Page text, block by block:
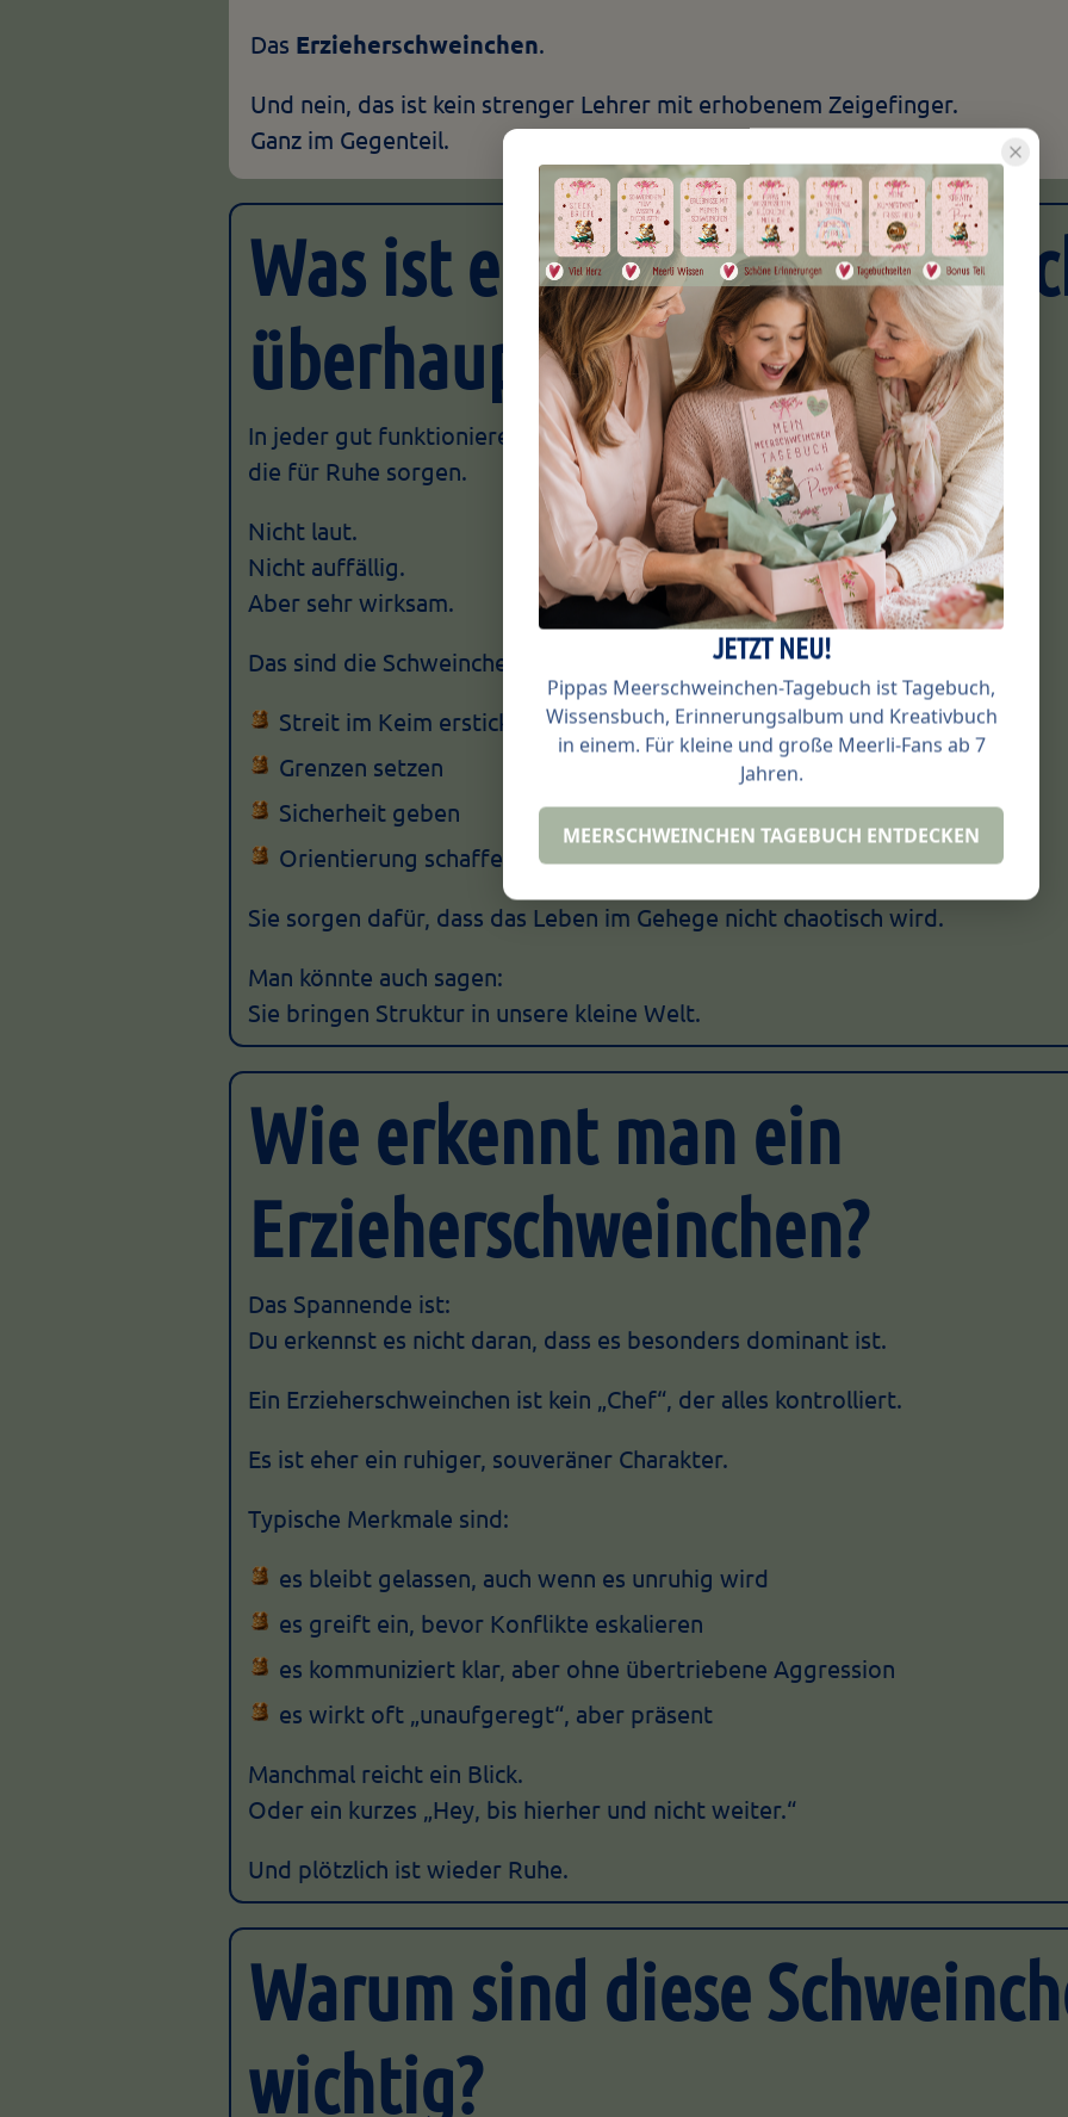
Das Erzieherschweinchen.
Und nein, das ist kein strenger Lehrer mit erhobenem Zeigefinger.
Ganz im Gegenteil.
Was ist ein
überhaupt?
In jeder gut funktionierenden Meerschweinchengruppe gibt es Tiere,
die für Ruhe sorgen.
Nicht laut.
Nicht auffällig.
Aber sehr wirksam.
Das sind die Schweinchen, die:
Streit im Keim ersticken
Grenzen setzen
Sicherheit geben
Orientierung schaffen
Sie sorgen dafür, dass das Leben im Gehege nicht chaotisch wird.
Man könnte auch sagen:
Sie bringen Struktur in unsere kleine Welt.
Wie erkennt man ein
Erzieherschweinchen?
Das Spannende ist:
Du erkennst es nicht daran, dass es besonders dominant ist.
Ein Erzieherschweinchen ist kein „Chef“, der alles kontrolliert.
Es ist eher ein ruhiger, souveräner Charakter.
Typische Merkmale sind:
es bleibt gelassen, auch wenn es unruhig wird
es greift ein, bevor Konflikte eskalieren
es kommuniziert klar, aber ohne übertriebene Aggression
es wirkt oft „unaufgeregt“, aber präsent
Manchmal reicht ein Blick.
Oder ein kurzes „Hey, bis hierher und nicht weiter.“
Und plötzlich ist wieder Ruhe.
Warum sind diese
wichtig?
JETZT NEU!
Pippas Meerschweinchen-Tagebuch ist Tagebuch,
Wissensbuch, Erinnerungsalbum und Kreativbuch
in einem. Für kleine und große Meerli-Fans ab 7
Jahren.
MEERSCHWEINCHEN TAGEBUCH ENTDECKEN